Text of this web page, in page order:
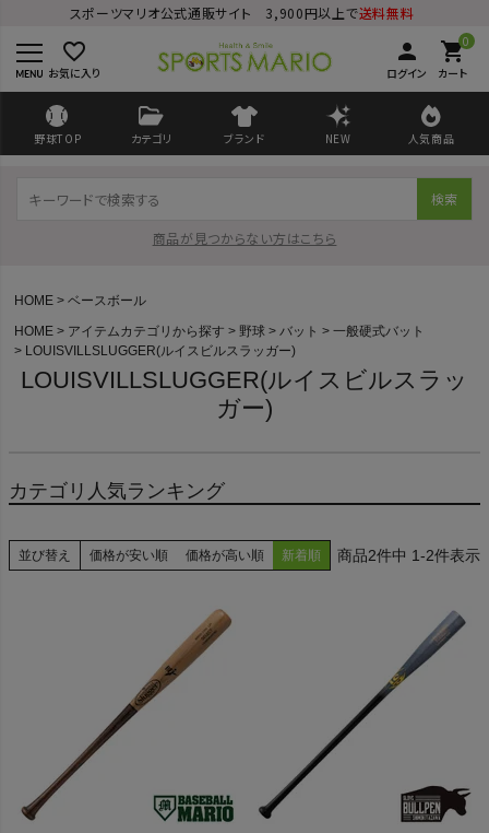
スポーツマリオ公式通販サイト 3,900円以上で送料無料
favorite_border
お気に入り
person
ログイン
0
shopping_cart
カート
野球TOP カテゴリ ブランド NEW 人気商品
検索
商品が見つからない方はこちら
ログイン 会員登録
商品が見つからない方はこちら
MIZUNO
HOME
ベースボール
HOME
アイテムカテゴリから探す 野球 バット
一般硬式バット
LOUISVILLSLUGGER(ルイスビルスラッガー)
LOUISVILLSLUGGER(ルイスビルスラッ
ガー)
カテゴリ人気ランキング
並び替え 価格が安い順 価格が高い順 新着順 2件中 1-2件表示